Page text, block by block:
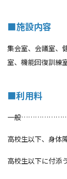
■施設内容
集会室、会議室、
室、機能回復訓練
■利用料
一般
高校生以下、
高校生以下に